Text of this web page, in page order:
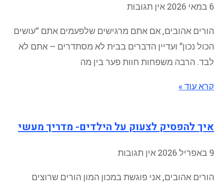
6 במאי 2026 אין תגובות
הורים אהובים, אם אתם מרגישים שלפעמים אתם “עושים
הכול נכון” ועדיין הדברים בבית לא מסתדרים – אתם לא
לבד. הרבה משפחות חוות פער בין מה
קרא עוד »
איך להפסיק לצעוק על הילדים- מדריך מעשי
9 באפריל 2026 אין תגובות
הורים אהובים, אני פוגשת במכון המון הורים שרוצים